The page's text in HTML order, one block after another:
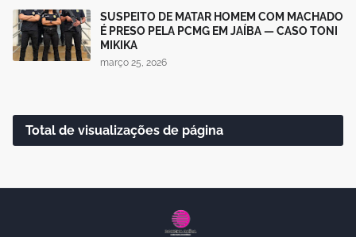
SUSPEITO DE MATAR HOMEM COM MACHADO
É PRESO PELA PCMG EM JAÍBA — CASO TONI
MIKIKA
março 25, 2026
Total de visualizações de página